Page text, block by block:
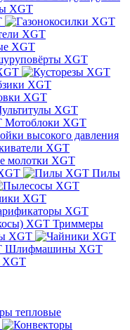
XGT
XGT
XGT
XGT
XGT
Мотоблоки XGT
высокого давления
XGT
молотки XGT
Пилы
XGT
Триммеры
XGT
Шлифмашины XGT
XGT
тепловые